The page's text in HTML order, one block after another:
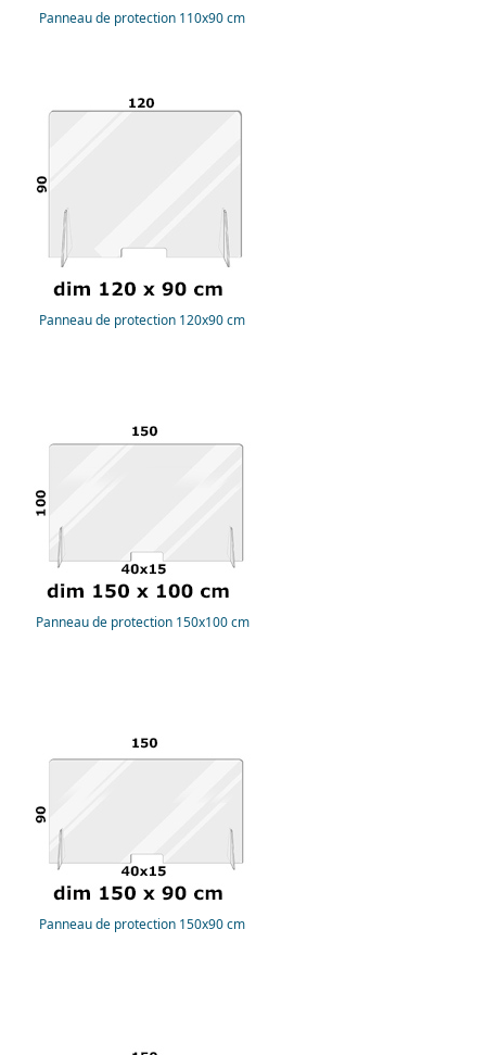
Panneau de protection 110x90 cm
Panneau de protection 120x90 cm
Panneau de protection 150x100 cm
Panneau de protection 150x90 cm